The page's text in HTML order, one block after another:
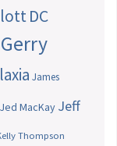
DC
Gerry
James
Jed MacKay Jeff
Thompson